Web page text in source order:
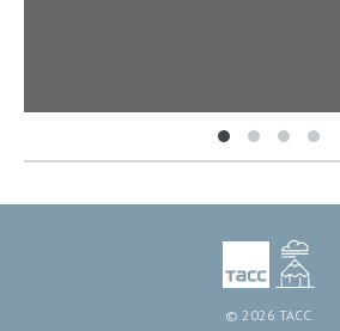
© 2026 ТАСС